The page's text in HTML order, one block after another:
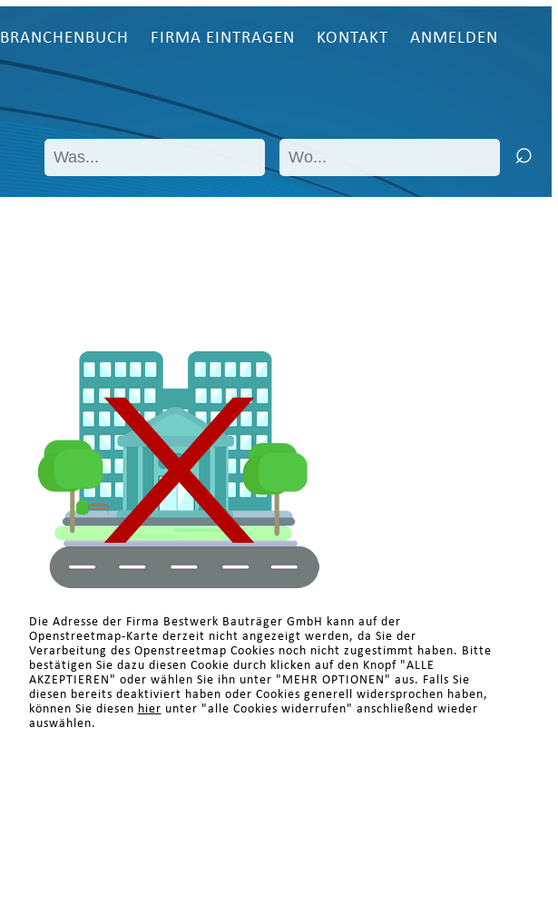
BRANCHENBUCH FIRMA EINTRAGEN KONTAKT ANMELDEN
Die Adresse der Firma Bestwerk Bauträger GmbH kann auf der
Openstreetmap-Karte derzeit nicht angezeigt werden, da Sie der
Verarbeitung des Openstreetmap Cookies noch nicht zugestimmt haben. Bitte
bestätigen Sie dazu diesen Cookie durch klicken auf den Knopf "ALLE
AKZEPTIEREN" oder wählen Sie ihn unter "MEHR OPTIONEN" aus. Falls Sie
diesen bereits deaktiviert haben oder Cookies generell widersprochen haben,
können Sie diesen hier unter "alle Cookies widerrufen" anschließend wieder
auswählen.